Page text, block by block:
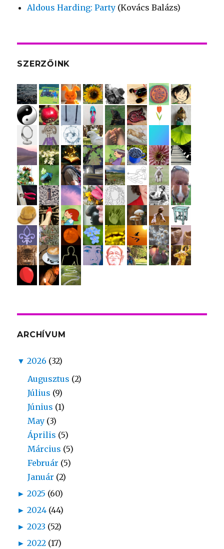
Aldous Harding: Party (Kovács Balázs)
SZERZŐINK
ARCHÍVUM
▼ 2026 (32)
Augusztus (2)
Július (9)
Június (1)
May (3)
Április (5)
Március (5)
Február (5)
Január (2)
► 2025 (60)
► 2024 (44)
► 2023 (52)
► 2022 (17)